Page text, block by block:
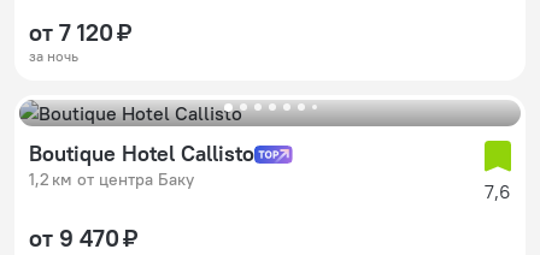
от 7 120 ₽
за ночь
Boutique Hotel Callisto
1,2 км от центра Баку 7,6
от 9 470 ₽